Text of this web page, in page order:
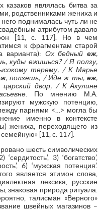
казаков являлась битва за
родственниками жениха и
поднималась чуть ли не
атрибутом давало
[11, с. 117]. Но в чем
к фрагментам старой
варианта): Ох бедныйеж,
куды ежишься? / Я ползу,
терему, / К Марье
, ползешь, / Иде ж ты,еж,
двор, / К Акулине
. По мнению М.А.
мужскую потенцию,
парнями <…> могла бы
именно в контексте
жениха, переходящего из
[11, с. 117].
шесть символических
3) ‘богатство’,
6) ‘мужская потенция’.
является этимон слова,
лексика, русские
знаковая природа ритуала.
талисман «Верного»
швейных магазинов –